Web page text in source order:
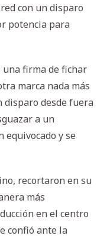
con un disparo
potencia para
una firma de fichar
marca nada más
desde fuera
a un
equivocado y se
recortaron en su
más
en el centro
confió ante la